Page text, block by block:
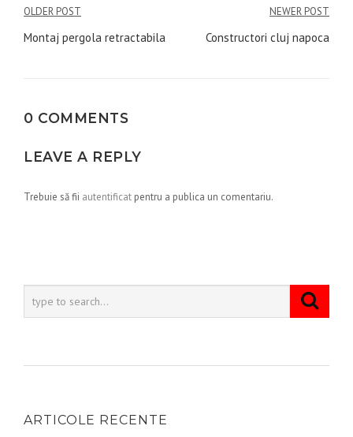
Navigare
în
OLDER POST
Montaj pergola retractabila
NEWER POST
Constructori cluj napoca
0 COMMENTS
LEAVE A REPLY
Trebuie să fii autentificat pentru a publica un comentariu.
ARTICOLE RECENTE